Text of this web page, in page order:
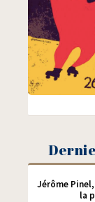
Jérôme
la